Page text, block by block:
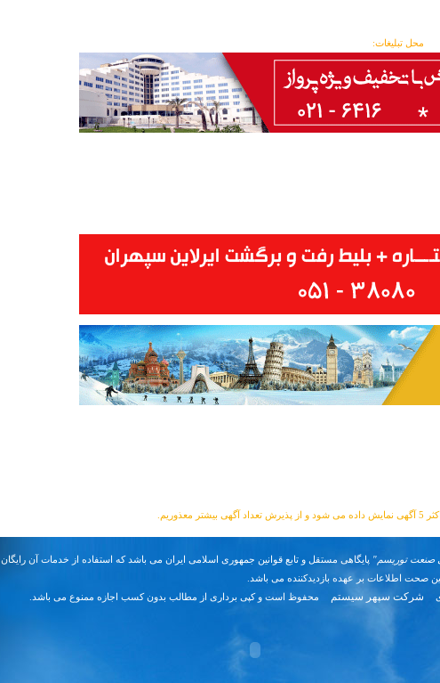
محل تبلیغات:
صنعت توریسم" پایگاهی مستقل و تابع قوانین جمهوری اسلامی ایران می باشد که استفاده از خدمات آن رایگان
صحت اطلاعات بر عهده بازدیدکننده می باشد.
شرکت سپهر سیستم محفوظ است و کپی برداری از مطالب بدون کسب اجازه ممنوع می باشد.